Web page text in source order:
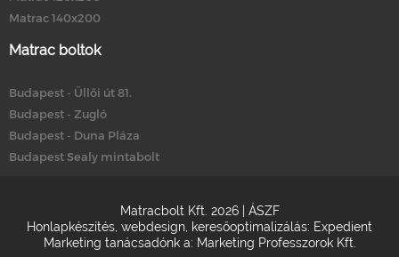
Matrac 140x200
Matrac boltok
Budapest - Üllői út 81.
Budapest - Zugló
Budapest - Duna Pláza
Budapest Sealy mintabolt
Matracbolt Kft. 2026 | ÁSZF
Honlapkészítés webdesign keresőoptimalizálás: Expedient
Marketing tanácsadónk a: Marketing Professzorok Kft.